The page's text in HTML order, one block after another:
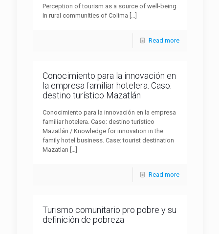
Perception of tourism as a source of well-being
in rural communities of Colima […]
Read more
Conocimiento para la innovación en
la empresa familiar hotelera. Caso:
destino turístico Mazatlán
Conocimiento para la innovación en la empresa
familiar hotelera. Caso: destino turístico
Mazatlán / Knowledge for innovation in the
family hotel business. Case: tourist destination
Mazatlan […]
Read more
Turismo comunitario pro pobre y su
definición de pobreza